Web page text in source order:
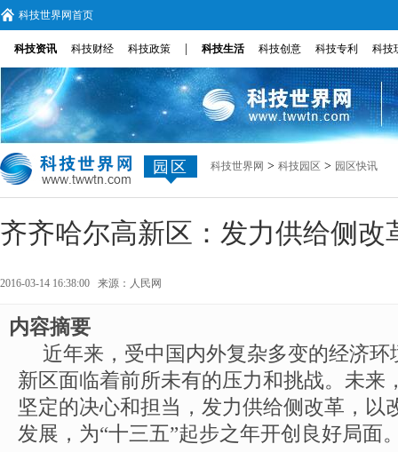
科技世界网首页
科技资讯 科技财经 科技政策 科技生活 科技创意 科技专利 科技
园区 科技世界网 > 科技园区 > 园区快讯
齐齐哈尔高新区：发力供给侧改
2016-03-14 16:38:00 来源： 人民网
内容摘要
近年来，受中国内外复杂多变的经济
新区面临着前所未有的压力和挑战。未来
坚定的决心和担当，发力供给侧改革，以
发展，为“十三五”起步之年开创良好局面